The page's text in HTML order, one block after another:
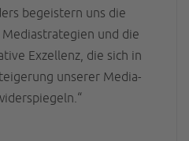
begeistern uns die
und die
Exzellenz, die sich in
unserer Media-